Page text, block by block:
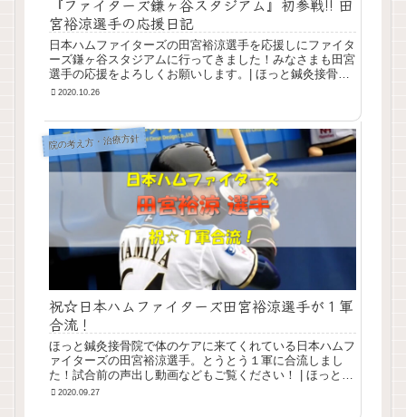
『ファイターズ鎌ヶ谷スタジアム』初参戦!! 田
宮裕涼選手の応援日記
日本ハムファイターズの田宮裕涼選手を応援しにファイタ
ーズ鎌ヶ谷スタジアムに行ってきました！みなさまも田宮
選手の応援をよろしくお願いします。| ほっと鍼灸接骨院
の健康＆美容じゅく
2020.10.26
院の考え方・治療方針
祝☆日本ハムファイターズ田宮裕涼選手が１軍
合流！
ほっと鍼灸接骨院で体のケアに来てくれている日本ハムフ
ァイターズの田宮裕涼選手。とうとう１軍に合流しまし
た！試合前の声出し動画などもご覧ください！ | ほっと鍼
灸接骨院の健康＆美容じゅく
2020.09.27